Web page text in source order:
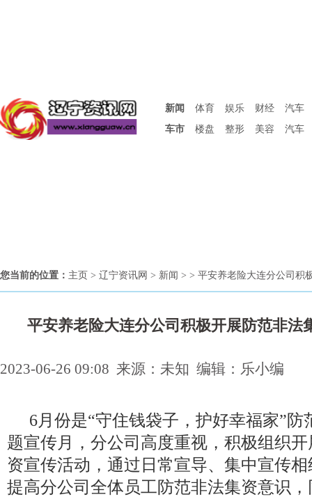
新闻 体育 娱乐 财经
汽车
车市
楼盘 整形 美容 汽车
您当前的位置： 主页 > 辽宁资讯网 > 新闻 > > 平安养老险大连分公司积
平安养老险大连分公司积极开展防范非法
2023-06-26 09:08 来源：未知 编辑：乐小编
6月份是“守住钱袋子，护好幸福家”防
题宣传月，分公司高度重视，积极组织
资宣传活动，通过日常宣导、集中宣传
提高分公司全体员工防范非法集资意识